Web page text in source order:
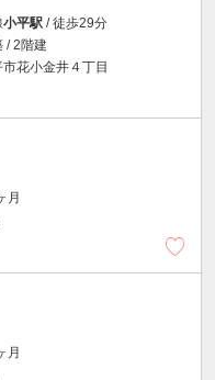
小平駅 / 徒歩29分
/ 2階建
花小金井４丁目
月
月